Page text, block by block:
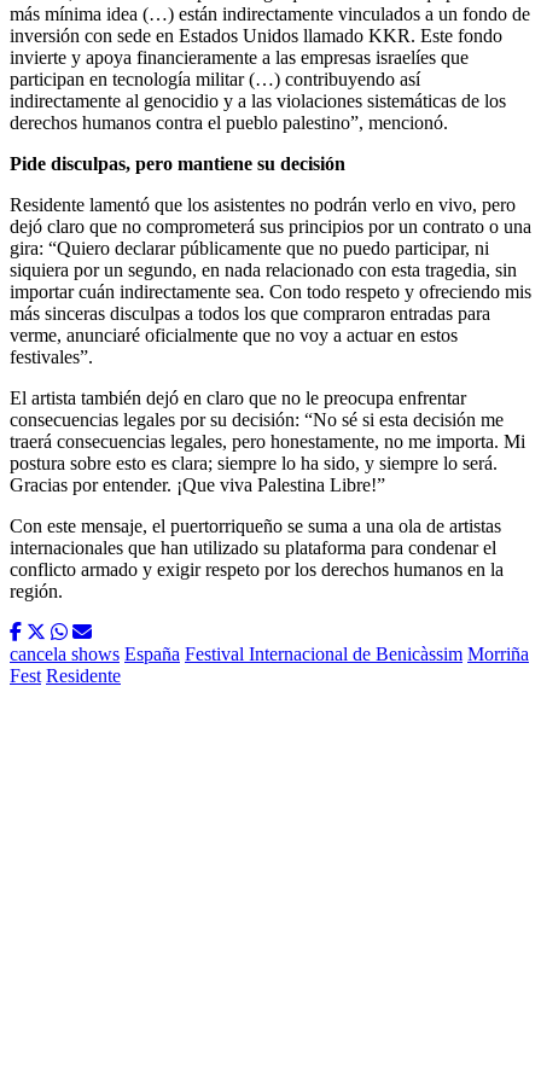
más mínima idea (…) están indirectamente vinculados a un fondo de
inversión con sede en Estados Unidos llamado KKR. Este fondo
invierte y apoya financieramente a las empresas israelíes que
participan en tecnología militar (…) contribuyendo así
indirectamente al genocidio y a las violaciones sistemáticas de los
derechos humanos contra el pueblo palestino”, mencionó.
Pide disculpas, pero mantiene su decisión
Residente lamentó que los asistentes no podrán verlo en vivo, pero
dejó claro que no comprometerá sus principios por un contrato o una
gira: “Quiero declarar públicamente que no puedo participar, ni
siquiera por un segundo, en nada relacionado con esta tragedia, sin
importar cuán indirectamente sea. Con todo respeto y ofreciendo mis
más sinceras disculpas a todos los que compraron entradas para
verme, anunciaré oficialmente que no voy a actuar en estos
festivales”.
El artista también dejó en claro que no le preocupa enfrentar
consecuencias legales por su decisión: “No sé si esta decisión me
traerá consecuencias legales, pero honestamente, no me importa. Mi
postura sobre esto es clara; siempre lo ha sido, y siempre lo será.
Gracias por entender. ¡Que viva Palestina Libre!”
Con este mensaje, el puertorriqueño se suma a una ola de artistas
internacionales que han utilizado su plataforma para condenar el
conflicto armado y exigir respeto por los derechos humanos en la
región.
cancela shows España Festival Internacional de Benicàssim Morriña
Fest Residente